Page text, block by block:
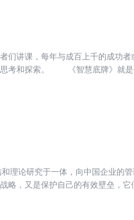
们讲课，每年与成百上千的成功
思考所得铸成的一张张智慧之牌
理论研究于一体，向中国企业的
略，又是保护自己的有效壁垒，